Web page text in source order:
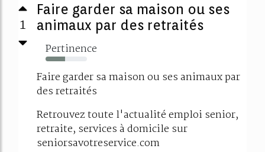
1
Faire garder sa maison ou ses
animaux par des retraités
Pertinence
47%
Faire garder sa maison ou ses animaux par
des retraités
Retrouvez toute l'actualité emploi senior,
retraite, services à domicile sur
seniorsavotreservice.com